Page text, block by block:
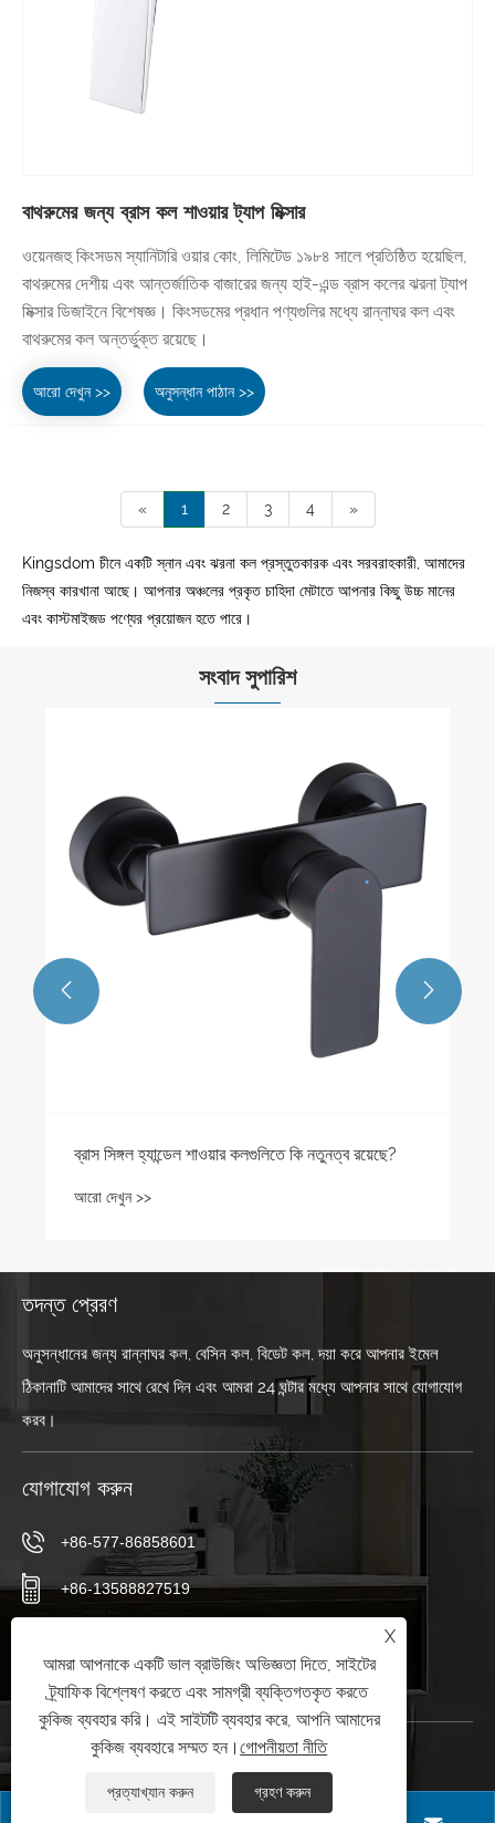
বাথরুমের জন্য ব্রাস কল শাওয়ার ট্যাপ মিক্সার
ওয়েনজহু কিংসডম স্যানিটারি ওয়ার কোং, লিমিটেড ১৯৮৪ সালে প্রতিষ্ঠিত হয়েছিল,
বাথরুমের দেশীয় এবং আন্তর্জাতিক বাজারের জন্য হাই-এন্ড ব্রাস কলের ঝরনা ট্যাপ
মিক্সার ডিজাইনে বিশেষজ্ঞ। কিংসডমের প্রধান পণ্যগুলির মধ্যে রান্নাঘর কল এবং
বাথরুমের কল অন্তর্ভুক্ত রয়েছে।
আরো দেখুন >> অনুসন্ধান পাঠান >>
« 1 2 3 4 »
Kingsdom চীনে একটি স্নান এবং ঝরনা কল প্রস্তুতকারক এবং সরবরাহকারী, আমাদের
নিজস্ব কারখানা আছে। আপনার অঞ্চলের প্রকৃত চাহিদা মেটাতে আপনার কিছু উচ্চ মানের
এবং কাস্টমাইজড পণ্যের প্রয়োজন হতে পারে।
সংবাদ সুপারিশ
ব্রাস সিঙ্গল হ্যান্ডেল শাওয়ার কলগুলিতে কি নতুনত্ব রয়েছে?
আরো দেখুন >>
 
তদন্ত প্রেরণ
অনুসন্ধানের জন্য রান্নাঘর কল, বেসিন কল, বিডেট কল, দয়া করে আপনার ইমেল
ঠিকানাটি আমাদের সাথে রেখে দিন এবং আমরা 24 ঘন্টার মধ্যে আপনার সাথে যোগাযোগ
করব।
যোগাযোগ করুন
+86-577-86858601
+86-13588827519
হাইগং অ্যাভিনিউ, লংওয়ান জেলা, ওয়েনঝু সিটি, ঝিজিয়াং প্রদেশ, চীন
কপিরাইট © 2025 ওয়েনজহু কিংসডম স্যানিটারি ওয়ারে কোং, লিমিটেড সমস্ত অধিকার সংরক্ষিত।
X
আমরা আপনাকে একটি ভাল ব্রাউজিং অভিজ্ঞতা দিতে, সাইটের
ট্র্যাফিক বিশ্লেষণ করতে এবং সামগ্রী ব্যক্তিগতকৃত করতে
কুকিজ ব্যবহার করি। এই সাইটটি ব্যবহার করে, আপনি আমাদের
কুকিজ ব্যবহারে সম্মত হন।গোপনীয়তা নীতি
প্রত্যাখ্যান করুন গ্রহণ করুন